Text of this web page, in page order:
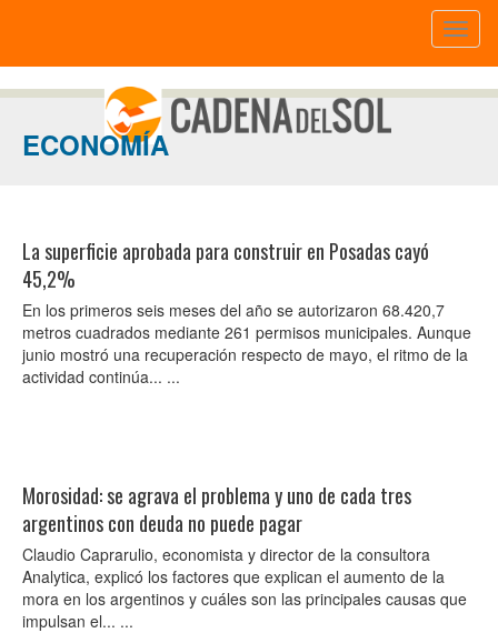
ECONOMÍA
La superficie aprobada para construir en Posadas cayó
45,2%
En los primeros seis meses del año se autorizaron 68.420,7
metros cuadrados mediante 261 permisos municipales. Aunque
junio mostró una recuperación respecto de mayo, el ritmo de la
actividad continúa... ...
Morosidad: se agrava el problema y uno de cada tres
argentinos con deuda no puede pagar
Claudio Caprarulio, economista y director de la consultora
Analytica, explicó los factores que explican el aumento de la
mora en los argentinos y cuáles son las principales causas que
impulsan el... ...